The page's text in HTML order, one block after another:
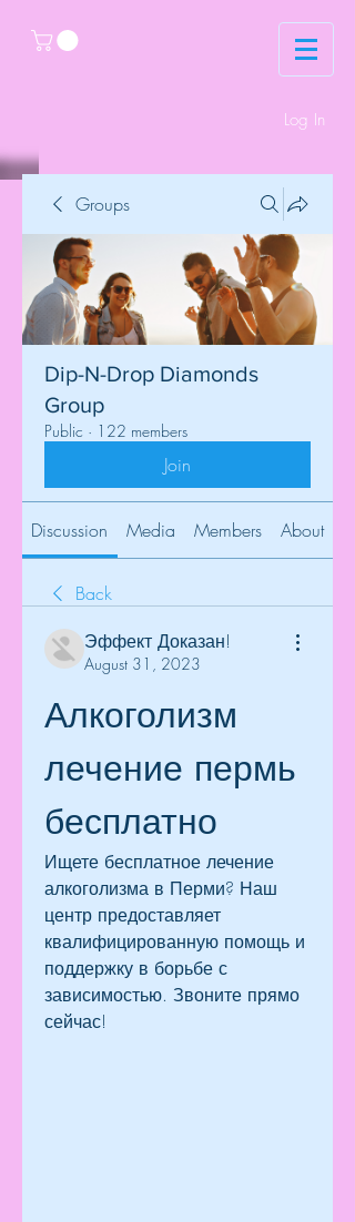
Log In
Groups
Dip-N-Drop Diamonds
Group
Public · 122 members
Join
Discussion Media Members About
Back
Эффект Доказан!
August 31, 2023
Алкоголизм
лечение пермь
бесплатно
Ищете бесплатное лечение
алкоголизма в Перми? Наш
центр предоставляет
квалифицированную помощь и
поддержку в борьбе с
зависимостью. Звоните прямо
сейчас!